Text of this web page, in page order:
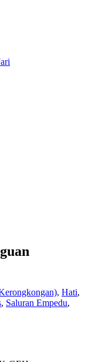
, Hati,
, Saluran Empedu,